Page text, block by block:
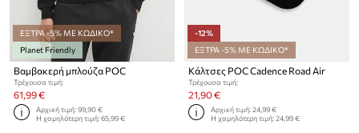
ΕΞΤΡΑ -5% ΜΕ ΚΩΔΙΚΟ*
Planet Friendly
Βαμβακερή μπλούζα POC
Τρέχουσα τιμή:
61,99 €
Αρχική τιμή:99,90 €
Η χαμηλότερη τιμή:65,99 €
-12%
ΕΞΤΡΑ -5% ΜΕ ΚΩΔΙΚΟ*
Κάλτσες POC Cadence Road Air
Τρέχουσα τιμή:
21,90 €
Αρχική τιμή:24,99 €
Η χαμηλότερη τιμή:24,99 €